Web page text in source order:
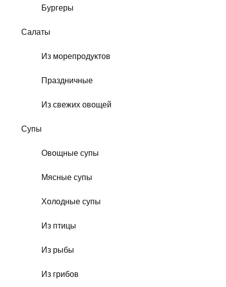
Бургеры
Салаты
Из морепродуктов
Праздничные
Из свежих овощей
Супы
Овощные супы
Мясные супы
Холодные супы
Из птицы
Из рыбы
Из грибов